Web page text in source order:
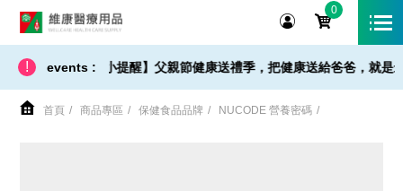
0
! events :
【 出貨 / 免運 - 小提醒】父親節健康送禮季，把健康送給爸爸，就
首頁 商品專區 保健食品品牌 NUCODE 營養密碼